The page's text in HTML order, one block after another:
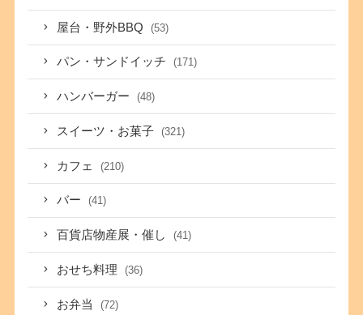
屋台・野外BBQ (53)
パン・サンドイッチ (171)
ハンバーガー (48)
スイーツ・お菓子 (321)
カフェ (210)
バー (41)
百貨店物産展・催し (41)
おせち料理 (36)
お弁当 (72)